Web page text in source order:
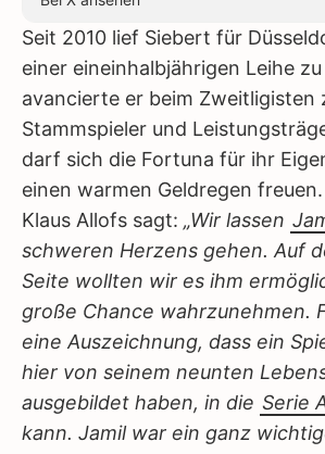
Seit 2010 lief Siebert für
einer eineinhalbjährigen Leihe
avancierte er beim Zweitligisten
Stammspieler und
darf sich die Fortuna für ihr
einen warmen Geldregen
Klaus Allofs sagt: „Wir lassen
schweren Herzens gehen. Auf
Seite wollten wir es ihm
große Chance wahrzunehmen.
eine Auszeichnung, dass ein
hier von seinem neunten
ausgebildet haben, in die Serie
kann. Jamil war ein ganz